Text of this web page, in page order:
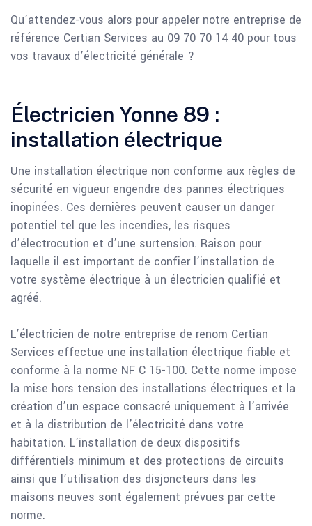
Qu’attendez-vous alors pour appeler notre entreprise de
référence Certian Services au 09 70 70 14 40 pour tous
vos travaux d’électricité générale ?
Électricien Yonne 89 :
installation électrique
Une installation électrique non conforme aux règles de
sécurité en vigueur engendre des pannes électriques
inopinées. Ces dernières peuvent causer un danger
potentiel tel que les incendies, les risques
d’électrocution et d’une surtension. Raison pour
laquelle il est important de confier l’installation de
votre système électrique à un électricien qualifié et
agréé.
L’électricien de notre entreprise de renom Certian
Services effectue une installation électrique fiable et
conforme à la norme NF C 15-100. Cette norme impose
la mise hors tension des installations électriques et la
création d’un espace consacré uniquement à l’arrivée
et à la distribution de l’électricité dans votre
habitation. L’installation de deux dispositifs
différentiels minimum et des protections de circuits
ainsi que l’utilisation des disjoncteurs dans les
maisons neuves sont également prévues par cette
norme.